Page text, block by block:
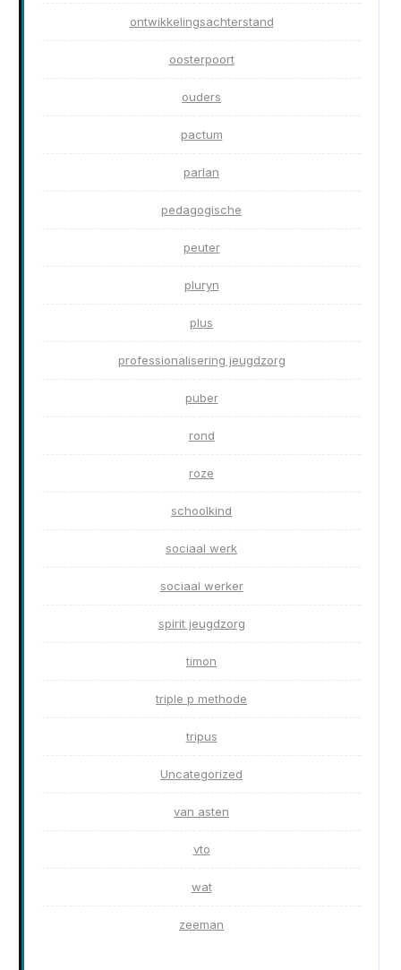
ontwikkelingsachterstand
oosterpoort
ouders
pactum
parlan
pedagogische
peuter
pluryn
plus
professionalisering jeugdzorg
puber
rond
roze
schoolkind
sociaal werk
sociaal werker
spirit jeugdzorg
timon
triple p methode
tripus
Uncategorized
van asten
vto
wat
zeeman